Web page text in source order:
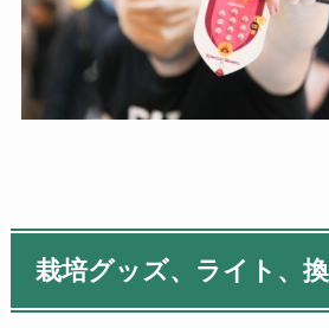
栽培グッズ、ライト、